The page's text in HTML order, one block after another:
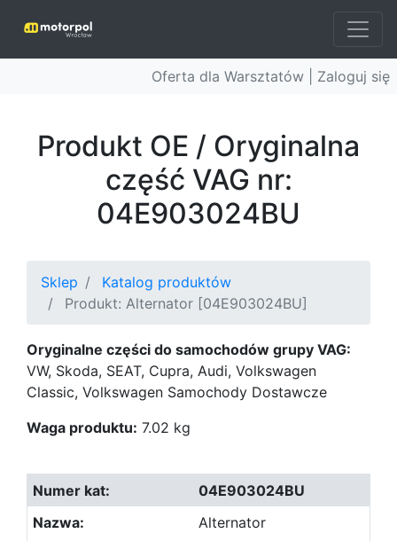
Oferta dla Warsztatów | Zaloguj się
Produkt OE / Oryginalna
część VAG nr:
04E903024BU
Sklep
Katalog produktów
Produkt: Alternator [04E903024BU]
Oryginalne części do samochodów grupy VAG:
VW, Skoda, SEAT, Cupra, Audi, Volkswagen
Classic, Volkswagen Samochody Dostawcze
Waga produktu: 7.02 kg
04E903024BU
Alternator